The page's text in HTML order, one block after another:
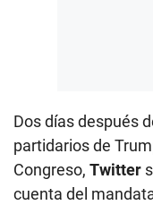
Dos días después
partidarios de
Congreso, Twitter
cuenta del